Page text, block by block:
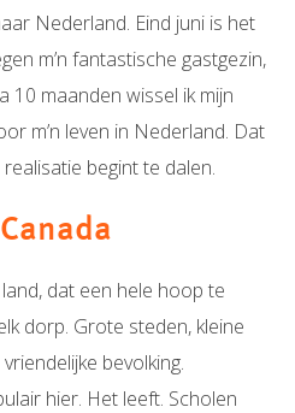
Nederland. Eind juni is het
m’n fantastische gastgezin,
10 maanden wissel ik mijn
m’n leven in Nederland. Dat
begint te dalen.
dat een hele hoop te
dorp. Grote steden, kleine
bevolking.
hier. Het leeft. Scholen